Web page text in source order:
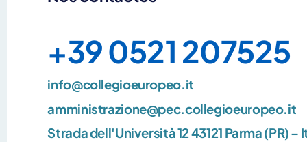
+39 0521 207525
info@collegioeuropeo.it
amministrazione@pec.collegioeuropeo.it
Strada dell'Università 12 43121 Parma (PR) –